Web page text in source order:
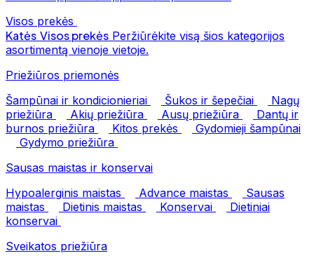
Visos prekės
Katės Visos prekės Peržiūrėkite visą šios kategorijos
asortimentą vienoje vietoje.
Priežiūros priemonės
Šampūnai ir kondicionieriai
Šukos ir šepečiai
Nagų
priežiūra
Akių priežiūra Ausų priežiūra
Dantų ir
burnos priežiūra
Kitos prekės
Gydomieji šampūnai
Gydymo priežiūra
Sausas maistas ir konservai
Hypoalerginis maistas
Advance maistas
Sausas
maistas
Dietinis maistas Konservai
Dietiniai
konservai
Sveikatos priežiūra